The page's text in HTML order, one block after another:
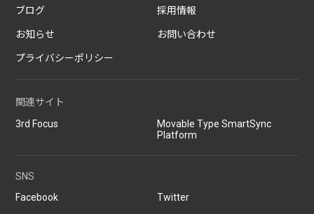
ブログ 採用情報
お知らせ お問い合わせ
プライバシーポリシー
関連サイト
3rd Focus
Movable Type SmartSync
Platform
SNS
Facebook
Twitter